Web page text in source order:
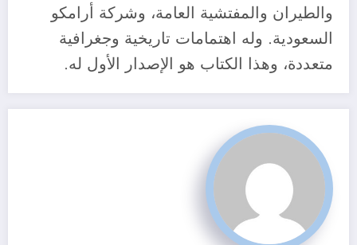
والطيران والمفتشية العامة، وشركة أرامكو
السعودية. وله اهتمامات تاريخية وجغرافية
متعددة، وهذا الكتاب هو الإصدار الأول له.